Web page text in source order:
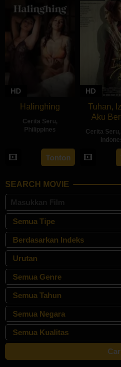
HD
Halinghing
Cerita Seru,
Philippines
18
Oct
2024
Jaque
Carlos
Tonton
HD
Tuhan,
Aku
Cerita Seru,
SEARCH MOVIE